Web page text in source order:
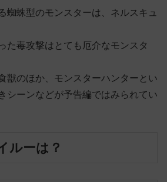
蜘蛛型のモンスターは、ネルスキュ
た毒攻撃はとても厄介なモンスタ
獣のほか、モンスターハンターとい
シーンなどが予告編ではみられてい
ルーは？